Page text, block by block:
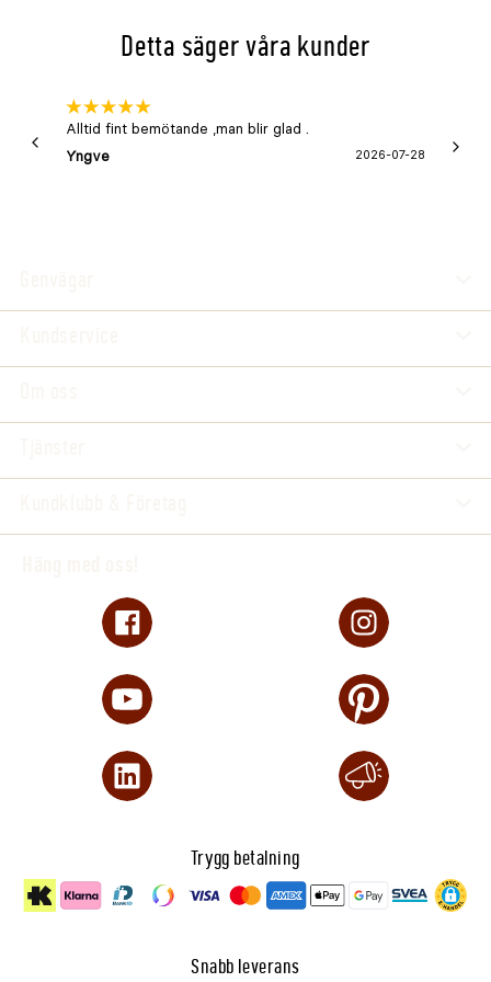
Kedjehastighet på 22,8m/s
Avvibreringssystem (AVS)
Spännnyckel medföljer
Detta säger våra kunder
Alltid fint bemötande ,man blir glad .
Yngve
2026-07-28
Trygg betalning
Snabb leverans